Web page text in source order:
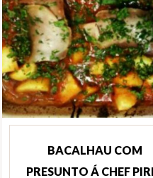
BACALHAU COM
PRESUNTO Á CHEF